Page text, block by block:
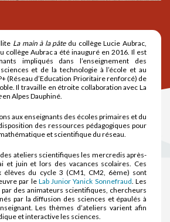
La main à la pâtedu collège Lucie Aubrac,
collège Aubrac a été inauguré en 2016. Il est
impliqués dans l’enseignement des
et de la technologie à l’école et au
(Réseau d’Education Prioritaire renforcé) de
Il travaille en étroite collaboration avec La
en Alpes Dauphiné.
aux enseignants des écoles primaires et du
des ressources pédagogiques pour
et scientifique du réseau.
ateliers scientifiques les mercredis après-
et juin et lors des vacances scolaires. Ces
élèves du cycle 3 (CM1, CM2, 6ème) sont
par le Lab Junior Yanick Sonnefraud. Les
des animateurs scientifiques, chercheurs
par la diffusion des sciences et épaulés à
Les thèmes d’ateliers varient afin
et interactive les sciences.